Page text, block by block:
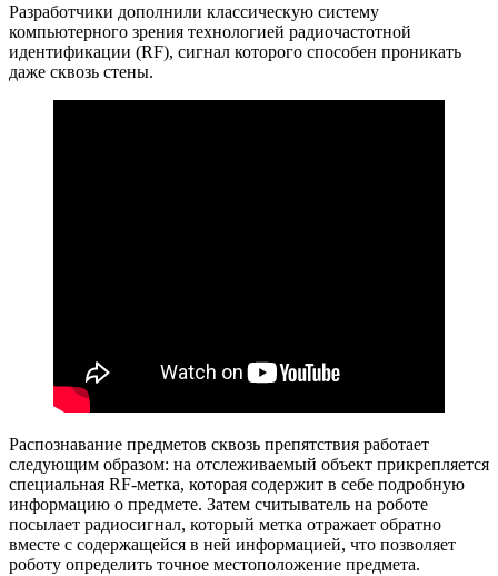
Разработчики дополнили классическую систему
компьютерного зрения технологией радиочастотной
идентификации (RF), сигнал которого способен проникать
даже сквозь стены.
Распознавание предметов сквозь препятствия работает
следующим образом: на отслеживаемый объект прикрепляется
специальная RF-метка, которая содержит в себе подробную
информацию о предмете. Затем считыватель на роботе
посылает радиосигнал, который метка отражает обратно
вместе с содержащейся в ней информацией, что позволяет
роботу определить точное местоположение предмета.